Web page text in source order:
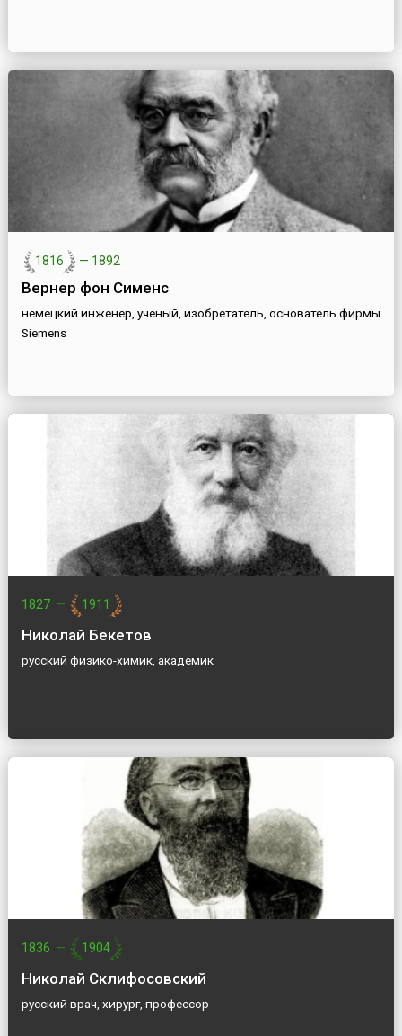
1816 — 1892
Вернер фон Сименс
немецкий инженер, ученый, изобретатель, основатель фирмы
Siemens
1827 — 1911
Николай Бекетов
русский физико-химик, академик
1836 — 1904
Николай Склифосовский
русский врач, хирург, профессор